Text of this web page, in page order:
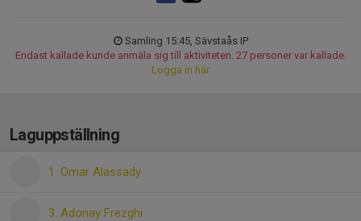
Samling 15:45, Sävstaås IP
Endast kallade kunde anmäla sig till aktiviteten. 27 personer var kallade.
Logga in här
Laguppställning
1. Omar Alassady
3. Adonay Frezghi